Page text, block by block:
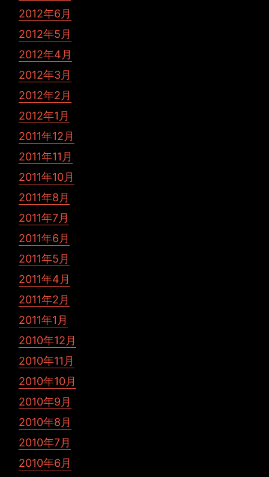
2012年6月
2012年5月
2012年4月
2012年3月
2012年2月
2012年1月
2011年12月
2011年11月
2011年10月
2011年8月
2011年7月
2011年6月
2011年5月
2011年4月
2011年2月
2011年1月
2010年12月
2010年11月
2010年10月
2010年9月
2010年8月
2010年7月
2010年6月